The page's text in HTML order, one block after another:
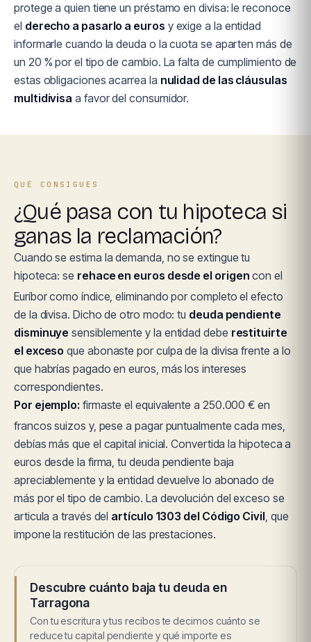
protege a quien tiene un préstamo en divisa: le reconoce
el derecho a pasarlo a euros y exige a la entidad
informarle cuando la deuda o la cuota se aparten más de
un 20 % por el tipo de cambio. La falta de cumplimiento de
estas obligaciones acarrea la nulidad de las cláusulas
multidivisa a favor del consumidor.
QUÉ CONSIGUES
¿Qué pasa con tu hipoteca si
ganas la reclamación?
Cuando se estima la demanda, no se extingue tu
hipoteca: se rehace en euros desde el origen con el
Euríbor como índice, eliminando por completo el efecto
de la divisa. Dicho de otro modo: tu deuda pendiente
disminuye sensiblemente y la entidad debe restituirte
el exceso que abonaste por culpa de la divisa frente a lo
que habrías pagado en euros, más los intereses
correspondientes.
Por ejemplo: firmaste el equivalente a 250.000 € en
francos suizos y, pese a pagar puntualmente cada mes,
debías más que el capital inicial. Convertida la hipoteca a
euros desde la firma, tu deuda pendiente baja
apreciablemente y la entidad devuelve lo abonado de
más por el tipo de cambio. La devolución del exceso se
articula a través del artículo 1303 del Código Civil, que
impone la restitución de las prestaciones.
Descubre cuánto baja tu deuda en
Tarragona
Con tu escritura y tus recibos te decimos cuánto se
reduce tu capital pendiente y qué importe es